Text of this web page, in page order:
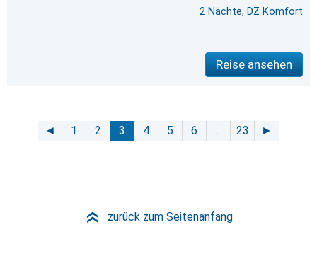
2 Nächte, DZ Komfort
Reise ansehen
◄ 1 2 3 4 5 6 … 23 ►
» zurück zum Seitenanfang